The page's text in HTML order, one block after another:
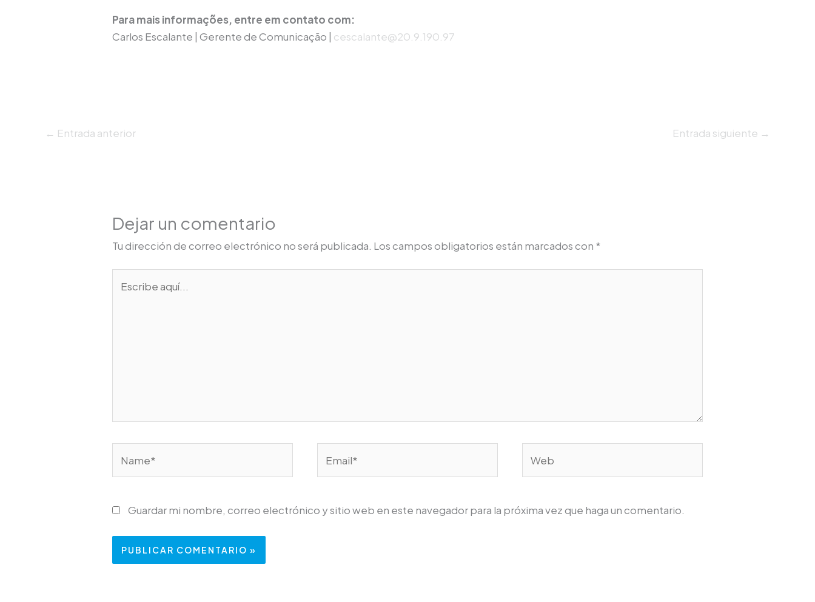
Para mais informações, entre em contato com:
Carlos Escalante | Gerente de Comunicação | cescalante@20.9.190.97
← Entrada anterior Entrada siguiente →
Dejar un comentario
Tu dirección de correo electrónico no será publicada. Los campos obligatorios están marcados con *
aquí...
Guardar mi nombre, correo electrónico y sitio web en este navegador para la próxima vez que haga un comentario.